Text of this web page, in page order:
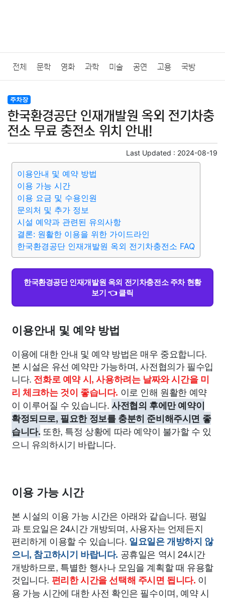
전체 문학 영화 과학 미술 공연 고용 국방
법률
질병 가요 방송 일상 주식 암호화폐 블록체인
미용 증권 인테리어
요리 상품리뷰 원예
대출 자동차 취미
종교 사회 정치 건강 의료 의학
부동산 외국어 교육 교통 생활 기타
주차장
한국환경공단 인재개발원 옥외 전기차충
전소 무료 충전소 위치 안내!
Last Updated : 2024-08-19
이용안내 및 예약 방법
이용 가능 시간
이용 요금 및 수용인원
문의처 및 추가 정보
시설 예약과 관련된 유의사항
결론: 원활한 이용을 위한 가이드라인
한국환경공단 인재개발원 옥외 전기차충전소 FAQ
한국환경공단 인재개발원 옥외 전기차충전소 주차 현황
보기 👈 클릭
이용안내 및 예약 방법
이용에 대한 안내 및 예약 방법은 매우 중요합니다.
본 시설은 유선 예약만 가능하며, 사전협의가 필수입
니다. 전화로 예약 시, 사용하려는 날짜와 시간을 미
리 체크하는 것이 좋습니다. 이로 인해 원활한 예약
이 이루어질 수 있습니다.사전협의 후에만 예약이
확정되므로, 필요한 정보를 충분히 준비해주시면 좋
습니다. 또한, 특정 상황에 따라 예약이 불가할 수 있
으니 유의하시기 바랍니다.
이용 가능 시간
본 시설의 이용 가능 시간은 아래와 같습니다. 평일
과 토요일은 24시간 개방되며, 사용자는 언제든지
편리하게 이용할 수 있습니다. 일요일은 개방하지 않
으니, 참고하시기 바랍니다. 공휴일은 역시 24시간
개방하므로, 특별한 행사나 모임을 계획할 때 유용할
것입니다. 편리한 시간을 선택해 주시면 됩니다. 이
용 가능 시간에 대한 사전 확인은 필수이며, 예약 시